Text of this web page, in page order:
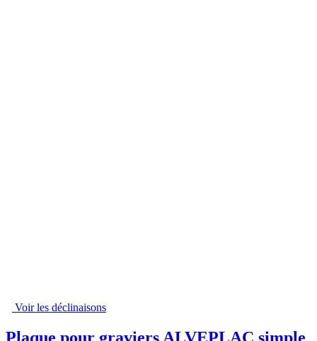
Voir les déclinaisons
Plaque pour graviers ALVEPLAC simple